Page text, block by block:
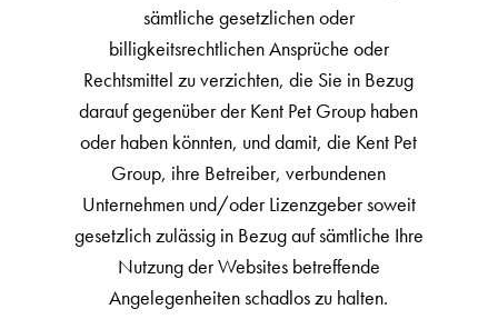
sämtliche gesetzlichen oder
billigkeitsrechtlichen Ansprüche oder
Rechtsmittel zu verzichten, die Sie in Bezug
darauf gegenüber der Kent Pet Group haben
oder haben könnten, und damit, die Kent Pet
Group, ihre Betreiber, verbundenen
Unternehmen und/oder Lizenzgeber soweit
gesetzlich zulässig in Bezug auf sämtliche Ihre
Nutzung der Websites betreffende
Angelegenheiten schadlos zu halten.